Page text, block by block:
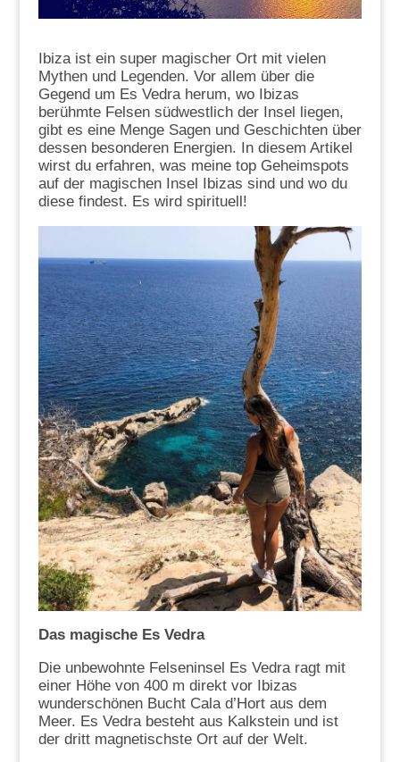
Ibiza ist ein super magischer Ort mit vielen
Mythen und Legenden. Vor allem über die
Gegend um Es Vedra herum, wo Ibizas
berühmte Felsen südwestlich der Insel liegen,
gibt es eine Menge Sagen und Geschichten über
dessen besonderen Energien. In diesem Artikel
wirst du erfahren, was meine top Geheimspots
auf der magischen Insel Ibizas sind und wo du
diese findest. Es wird spirituell!
Das magische Es Vedra
Die unbewohnte Felseninsel Es Vedra ragt mit
einer Höhe von 400 m direkt vor Ibizas
wunderschönen Bucht Cala d’Hort aus dem
Meer. Es Vedra besteht aus Kalkstein und ist
der dritt magnetischste Ort auf der Welt.